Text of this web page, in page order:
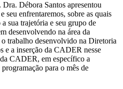
Débora Santos apresentou
seu enfrentaremos, sobre as quais
sua trajetória e seu grupo de
desenvolvendo na área da
trabalho desenvolvido na Diretoria
e a inserção da CADER nesse
CADER, em específico a
para o mês de